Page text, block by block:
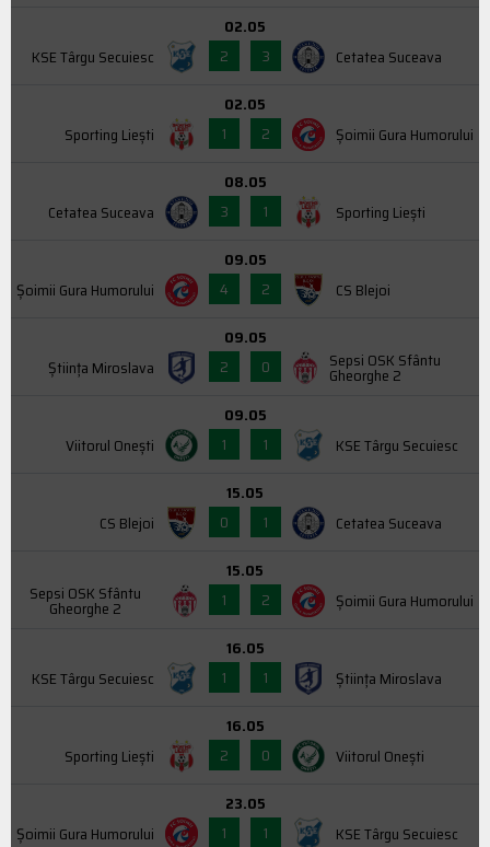
KSE Târgu Secuiesc
02.05
2
3 Cetatea Suceava
Sporting Liești
02.05
1
2 Şoimii Gura Humorului
Cetatea Suceava
08.05
3
1 Sporting Liești
Şoimii Gura Humorului
09.05
4
2 CS Blejoi
Știința Miroslava
09.05
2
0 Sepsi OSK Sfântu
Gheorghe 2
Viitorul Onești
09.05
1
1 KSE Târgu Secuiesc
CS Blejoi
15.05
0
1 Cetatea Suceava
Sepsi OSK Sfântu
Gheorghe 2
15.05
1
2 Şoimii Gura Humorului
KSE Târgu Secuiesc
16.05
1
1 Știința Miroslava
Sporting Liești
16.05
2
0 Viitorul Onești
Şoimii Gura Humorului
23.05
1
1 KSE Târgu Secuiesc